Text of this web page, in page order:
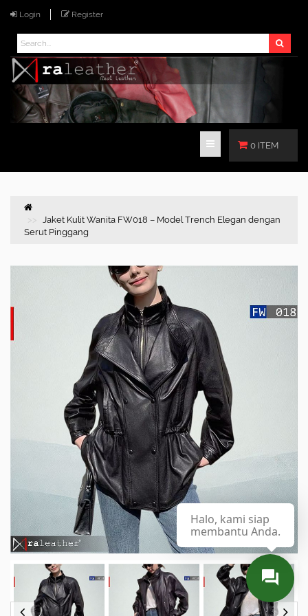
Login Register
0 ITEM
Jaket Kulit Wanita FW018 – Model Trench Elegan dengan
Serut Pinggang
Halo, kami siap
membantu Anda.